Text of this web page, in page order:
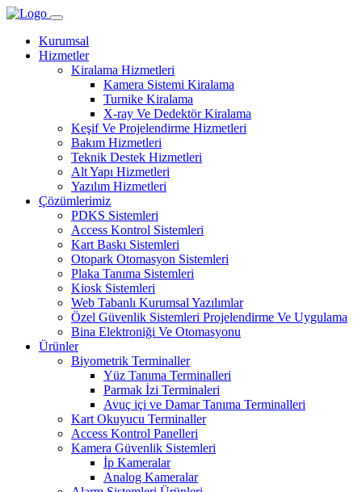
Kurumsal
Hizmetler
Kiralama Hizmetleri
Kamera Sistemi Kiralama
Turnike Kiralama
X-ray Ve Dedektör Kiralama
Keşif Ve Projelendirme Hizmetleri
Bakım Hizmetleri
Teknik Destek Hizmetleri
Alt Yapı Hizmetleri
Yazılım Hizmetleri
Çözümlerimiz
PDKS Sistemleri
Access Kontrol Sistemleri
Kart Baskı Sistemleri
Otopark Otomasyon Sistemleri
Plaka Tanıma Sistemleri
Kiosk Sistemleri
Web Tabanlı Kurumsal Yazılımlar
Özel Güvenlik Sistemleri Projelendirme Ve Uygulama
Bina Elektroniği Ve Otomasyonu
Ürünler
Biyometrik Terminaller
Yüz Tanıma Terminalleri
Parmak İzi Terminaleri
Avuç içi ve Damar Tanıma Terminalleri
Kart Okuyucu Terminaller
Access Kontrol Panelleri
Kamera Güvenlik Sistemleri
İp Kameralar
Analog Kameralar